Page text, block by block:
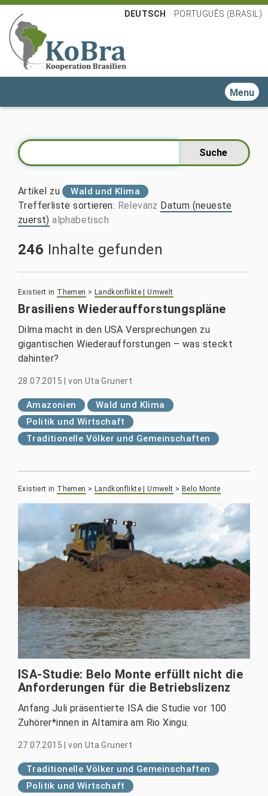
DEUTSCH PORTUGUÊS (BRASIL)
Toggle
Artikel zu Wald und Klima
Trefferliste sortieren: Relevanz Datum (neueste
zuerst) alphabetisch
246 Inhalte gefunden
Existiert in Themen > Landkonflikte | Umwelt
Brasiliens Wiederaufforstungspläne
Dilma macht in den USA Versprechungen zu
gigantischen Wiederaufforstungen – was steckt
dahinter?
28.07.2015 |von Uta Grunert
Amazonien
Wald und Klima
Politik und Wirtschaft
Traditionelle Völker und Gemeinschaften
Existiert in Themen > Landkonflikte | Umwelt > Belo Monte
ISA-Studie: Belo Monte erfüllt nicht die
Anforderungen für die Betriebslizenz
Anfang Juli präsentierte ISA die Studie vor 100
Zuhörer*innen in Altamira am Rio Xingu.
27.07.2015 |von Uta Grunert
Traditionelle Völker und Gemeinschaften
Politik und Wirtschaft